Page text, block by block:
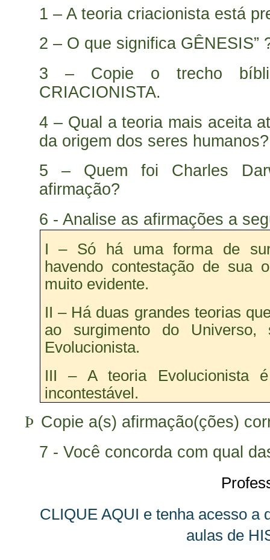
1 – A teoria criacionista está
2 – O que significa GÊNESIS”
3 – Copie o trecho
CRIACIONISTA.
4 – Qual a teoria mais aceita
da origem dos seres humanos?
5 – Quem foi Charles
afirmação?
6 - Analise as afirmações a
I – Só há uma forma de
havendo contestação de sua
muito evidente.
II – Há duas grandes teorias
ao surgimento do
Evolucionista.
III – A teoria Evolucionista
incontestável.
Þ Copie a(s) afirmação(ções)
7 - Você concorda com qual
CLIQUE AQUI e tenha acesso a
aulas de